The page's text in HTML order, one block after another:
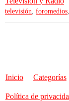
televisión, foromedios,
Inicio Categorías
Política de